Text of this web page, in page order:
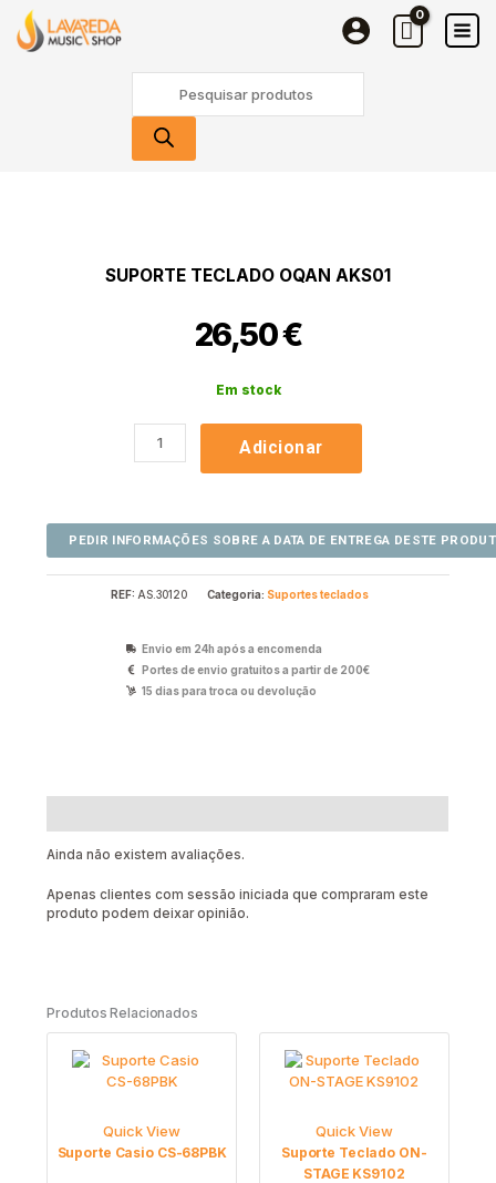
content
search
SUPORTE TECLADO OQAN AKS01
26,50€
Em stock
Teclado
OQAN
Adicionar
REF: AS.30120 Categoria: Suportes teclados
Envio em 24h após a encomenda
Portes de envio gratuitos a partir de 200€
15 dias para troca ou devolução
Ainda não existem avaliações.
Apenas clientes com sessão iniciada que compraram este
produto podem deixar opinião.
Produtos Relacionados
Quick View
Suporte Casio CS-68PBK
Quick View
Suporte Teclado ON-
STAGE KS9102